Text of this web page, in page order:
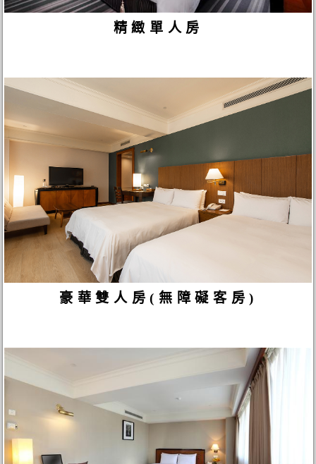
精緻單人房
豪華雙人房(無障礙客房)